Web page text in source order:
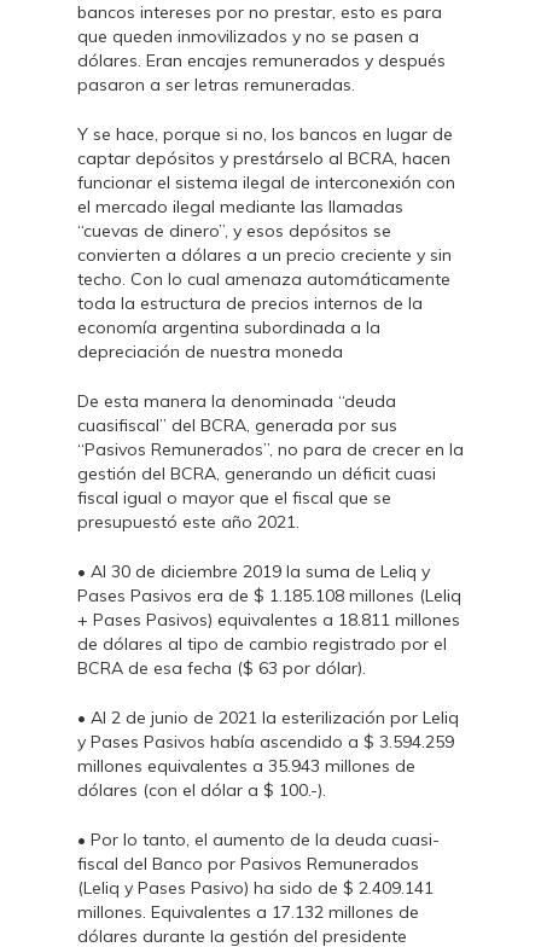
bancos intereses por no prestar, esto es para
que queden inmovilizados y no se pasen a
dólares. Eran encajes remunerados y después
pasaron a ser letras remuneradas.
Y se hace, porque si no, los bancos en lugar de
captar depósitos y prestárselo al BCRA, hacen
funcionar el sistema ilegal de interconexión con
el mercado ilegal mediante las llamadas
“cuevas de dinero”, y esos depósitos se
convierten a dólares a un precio creciente y sin
techo. Con lo cual amenaza automáticamente
toda la estructura de precios internos de la
economía argentina subordinada a la
depreciación de nuestra moneda
De esta manera la denominada “deuda
cuasifiscal” del BCRA, generada por sus
“Pasivos Remunerados”, no para de crecer en la
gestión del BCRA, generando un déficit cuasi
fiscal igual o mayor que el fiscal que se
presupuestó este año 2021.
• Al 30 de diciembre 2019 la suma de Leliq y
Pases Pasivos era de $ 1.185.108 millones (Leliq
+ Pases Pasivos) equivalentes a 18.811 millones
de dólares al tipo de cambio registrado por el
BCRA de esa fecha ($ 63 por dólar).
• Al 2 de junio de 2021 la esterilización por Leliq
y Pases Pasivos había ascendido a $ 3.594.259
millones equivalentes a 35.943 millones de
dólares (con el dólar a $ 100.-).
• Por lo tanto, el aumento de la deuda cuasi-
fiscal del Banco por Pasivos Remunerados
(Leliq y Pases Pasivo) ha sido de $ 2.409.141
millones. Equivalentes a 17.132 millones de
dólares durante la gestión del presidente